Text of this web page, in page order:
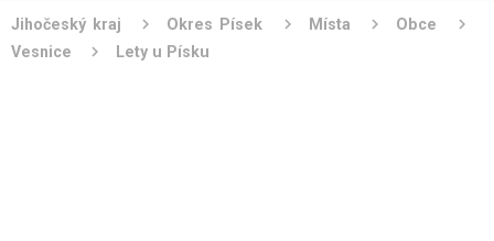
Jihočeský kraj Okres Písek Místa
Obce
Vesnice
Lety u Písku